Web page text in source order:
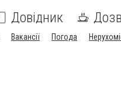
Довідник
Вакансії Погода